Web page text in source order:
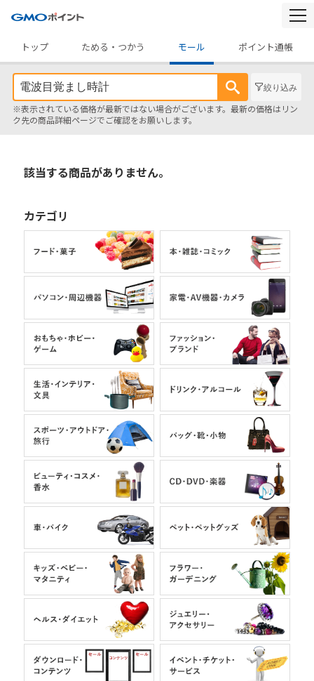
トップ
ためる・つかう モール ポイント通帳
絞り込み
※表示されている価格が最新ではない場合がございます。最新の価格はリン
ク先の商品詳細ページでご確認をお願いします。
該当する商品がありません。
カテゴリ